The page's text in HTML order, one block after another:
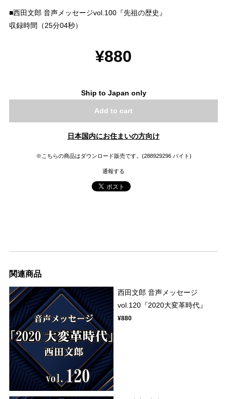
■西田文郎 音声メッセージvol.100『先祖の歴史』
収録時間（25分04秒）
¥880
Ship to Japan only
Add to cart
日本国内にお住まいの方向け
※こちらの商品はダウンロード販売です。(288929296 バイト)
通報する
関連商品
西田文郎 音声メッセージ
vol.120『2020大変革時代』
¥880